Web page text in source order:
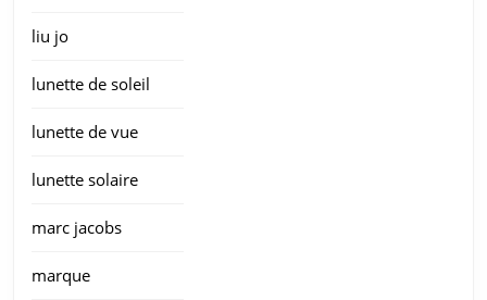
liu jo
lunette de soleil
lunette de vue
lunette solaire
marc jacobs
marque